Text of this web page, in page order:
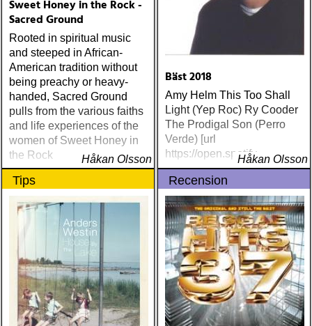
Sweet Honey in the Rock -
Sacred Ground
Rooted in spiritual music
and steeped in African-
American tradition without
being preachy or heavy-
handed, Sacred Ground
pulls from the various faiths
and life experiences of the
women of Sweet Honey in
the Rock
Håkan Olsson
Bäst 2018
Amy Helm This Too Shall
Light (Yep Roc) Ry Cooder
The Prodigal Son (Perro
Verde) [url
https://open.spotifyHåkan Olsson
Tips Recension